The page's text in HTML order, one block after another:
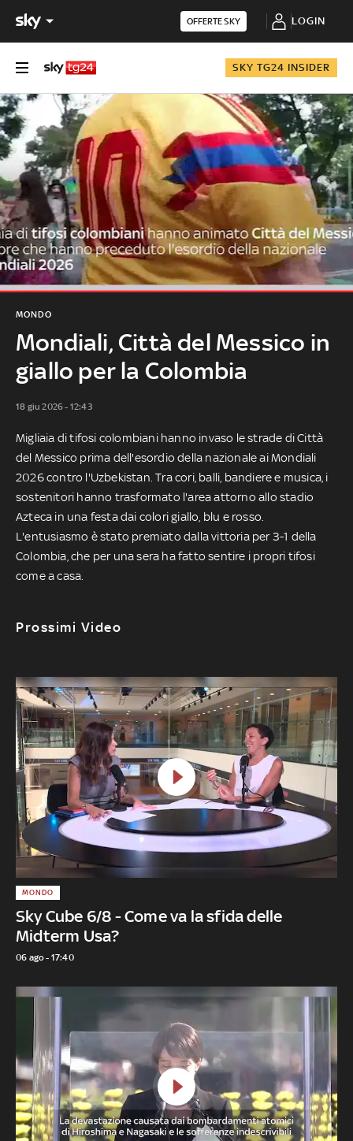
OFFERTE SKY LOGIN
SKY TG24 INSIDER
Mondiali, Città del Messico in
giallo per la Colombia
MONDO
18 giu 2026 - 12:43
Migliaia di tifosi colombiani hanno invaso le strade di Città
del Messico prima dell'esordio della nazionale ai Mondiali
2026 contro l'Uzbekistan. Tra cori, balli, bandiere e musica, i
sostenitori hanno trasformato l'area attorno allo stadio
Azteca in una festa dai colori giallo, blu e rosso.
L'entusiasmo è stato premiato dalla vittoria per 3-1 della
Colombia, che per una sera ha fatto sentire i propri tifosi
come a casa.
Prossimi Video
Sky Cube 6/8 - Come va la sfida delle
Midterm Usa?
MONDO
06 ago - 17:40